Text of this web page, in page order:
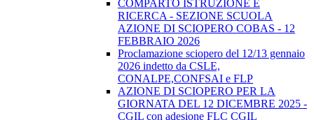
COMPARTO ISTRUZIONE E
RICERCA - SEZIONE SCUOLA
AZIONE DI SCIOPERO COBAS - 12
FEBBRAIO 2026
Proclamazione sciopero del 12/13 gennaio
2026 indetto da CSLE,
CONALPE,CONFSAI e FLP
AZIONE DI SCIOPERO PER LA
GIORNATA DEL 12 DICEMBRE 2025 -
CGIL con adesione FLC CGIL